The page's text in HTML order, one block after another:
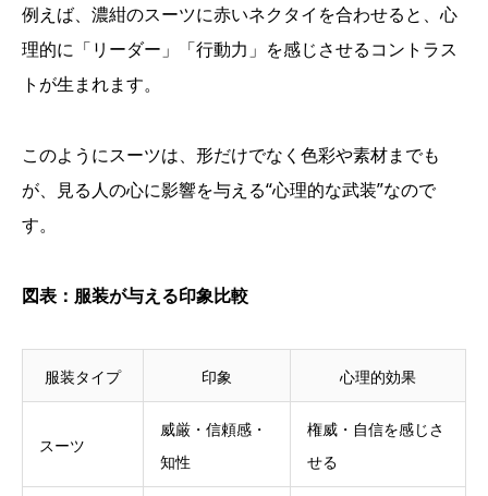
例えば、濃紺のスーツに赤いネクタイを合わせると、心
理的に「リーダー」「行動力」を感じさせるコントラス
トが生まれます。
このようにスーツは、形だけでなく色彩や素材までも
が、見る人の心に影響を与える“心理的な武装”なので
す。
図表：服装が与える印象比較
服装タイプ 印象 心理的効果
スーツ
威厳・信頼感・
知性
権威・自信を感じさ
せる